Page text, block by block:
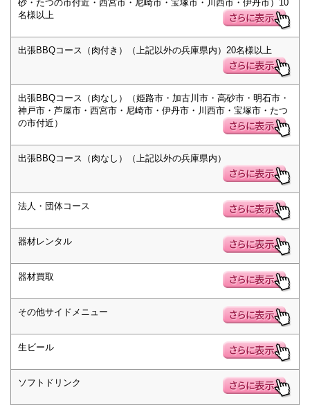
砂・たつの市付近・西宮市・尼崎市・宝塚市・川西市・伊丹市）10
名様以上
出張BBQコース（肉付き）（上記以外の兵庫県内）20名様以上
出張BBQコース（肉なし）（姫路市・加古川市・高砂市・明石市・
神戸市・芦屋市・西宮市・尼崎市・伊丹市・川西市・宝塚市・たつ
の市付近）
出張BBQコース（肉なし）（上記以外の兵庫県内）
法人・団体コース
器材レンタル
器材買取
その他サイドメニュー
生ビール
ソフトドリンク